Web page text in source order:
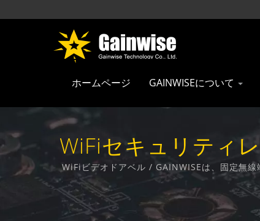
ホームページ GAINWISEについて
WiFiセキュリティ
ス製品
WiFiビデオドアベル / GAINWISEは、固定無